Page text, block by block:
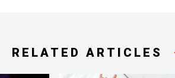
RELATED ARTICLES